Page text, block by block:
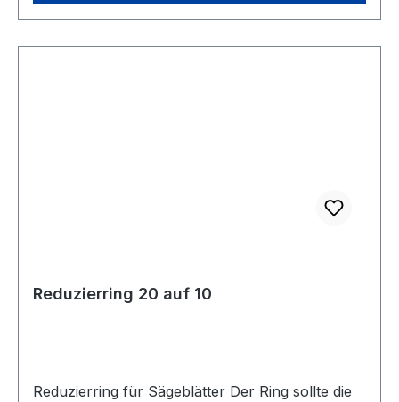
Reduzierring 20 auf 10
Reduzierring für Sägeblätter Der Ring sollte die